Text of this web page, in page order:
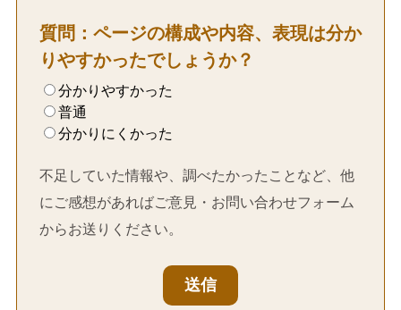
質問：ページの構成や内容、表現は分か
りやすかったでしょうか？
分かりやすかった
普通
分かりにくかった
不足していた情報や、調べたかったことなど、他
にご感想があればご意見・お問い合わせフォーム
からお送りください。
送信